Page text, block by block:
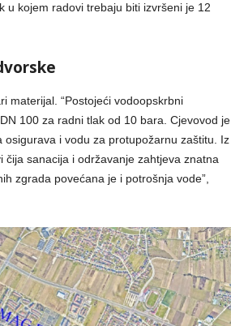
u kojem radovi trebaju biti izvršeni je 12
materijal. “Postojeći vodoopskrbni
100 za radni tlak od 10 bara. Cjevovod je
i vodu za protupožarnu zaštitu. Iz
sanacija i održavanje zahtjeva znatna
zgrada povećana je i potrošnja vode”,